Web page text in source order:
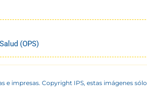
(OPS)
e impresas. Copyright IPS, estas imágenes sólo